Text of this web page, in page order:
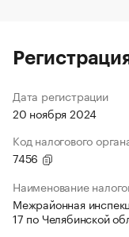
Дата регистрации
20 ноября 2024
Код налогового
7456
Наименование
Межрайонная
17 по Челябинской